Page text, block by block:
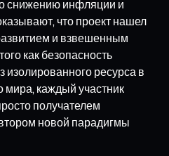
снижению инфляции и
что проект нашел
и взвешенным
как безопасность
изолированного ресурса в
мира, каждый участник
получателем
новой парадигмы